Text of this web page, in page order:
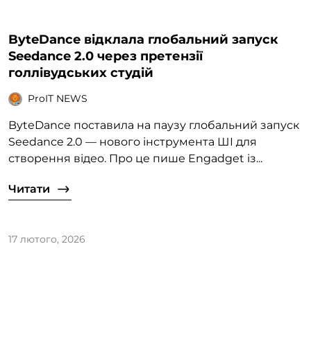
ByteDance відклала глобальний запуск
Seedance 2.0 через претензії
голлівудських студій
ProIT NEWS
ByteDance поставила на паузу глобальний запуск
Seedance 2.0 — нового інструмента ШІ для
створення відео. Про це пише Engadget із...
Читати
17 лютого, 2026